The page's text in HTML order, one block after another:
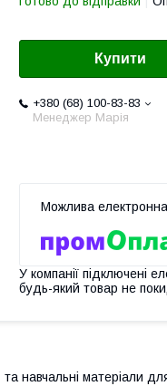
Купити
+380 (68) 100-83-83
Менеджер Марія
У компанії підключені
будь-який товар не
та навчальні матеріали